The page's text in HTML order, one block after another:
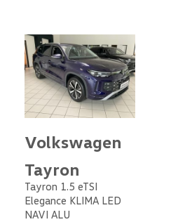
Volkswagen
Tayron
Tayron 1.5 eTSI
Elegance KLIMA LED
NAVI ALU